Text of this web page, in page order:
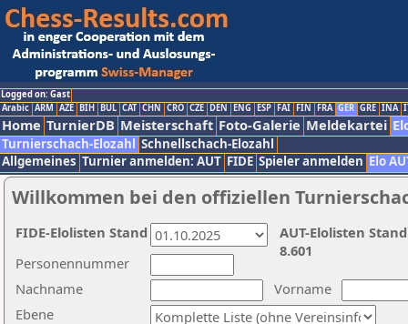
Logged on: Gast
Arabic ARM AZE BIH BUL CAT CHN CRO CZE DEN ENG ESP FAI FIN FRA GER GRE INA
Home TurnierDB Meisterschaft Foto-Galerie Meldekartei
Turnierschach-Elozahl Schnellschach-Elozahl
Allgemeines Turnier anmelden: AUT FIDE Spieler anmelden Elo
Willkommen bei den offiziellen
Nachname
Vorname
Ebene
Personennummer
AUT-Elolisten
8.601
FIDE-Elolisten Stand